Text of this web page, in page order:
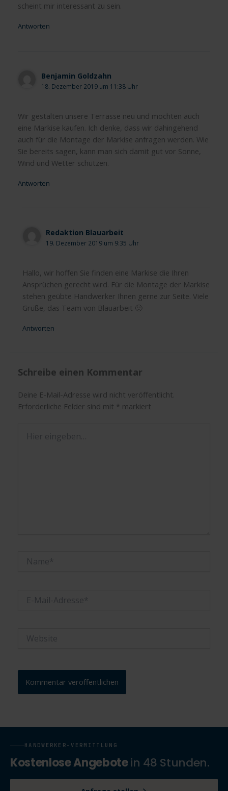
scheint mir interessant zu sein.
Antworten
Benjamin Goldzahn
18. Dezember 2019 um 11:38 Uhr
Wir gestalten unsere Terrasse neu und möchten auch
eine Markise kaufen. Ich denke, dass wir dahingehend
auch für die Montage der Markise anfragen werden. Wie
Sie bereits sagen, kann man sich damit gut vor Sonne,
Wind und Wetter schützen.
Antworten
Redaktion Blauarbeit
19. Dezember 2019 um 9:35 Uhr
Hallo, wir hoffen Sie finden eine Markise die Ihren
Ansprüchen gerecht wird. Für die Montage der Markise
stehen geübte Handwerker Ihnen gerne zur Seite. Viele
Grüße, das Team von Blauarbeit 🙂
Antworten
Schreibe einen Kommentar
Deine E-Mail-Adresse wird nicht veröffentlicht.
Erforderliche Felder sind mit * markiert
eingeben…
Mail-
HANDWERKER-VERMITTLUNG
Kostenlose Angebotein 48 Stunden.